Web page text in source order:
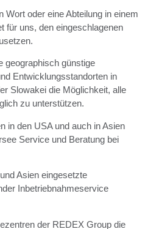
Wort oder eine Abteilung in einem
für uns, den eingeschlagenen
geographisch günstige
Entwicklungsstandorten in
Slowakei die Möglichkeit, alle
zu unterstützen.
in den USA und auch in Asien
Service und Beratung bei
Asien eingesetzte
Inbetriebnahmeservice
der REDEX Group die